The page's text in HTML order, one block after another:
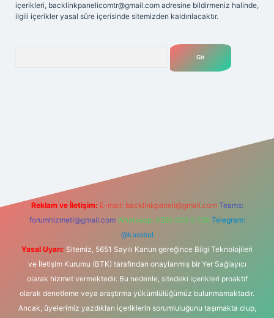
içerikleri, backlinkpanelicomtr@gmail.com adresine bildirmeniz halinde,
ilgili içerikler yasal süre içerisinde sitemizden kaldırılacaktır.
Reklam ve İletişim: E-mail: backlinkpaneli@gmail.com Teams:
forumhizmeti@gmail.com Whatsapp: 0262 606 0 726 Telegram:
@karabul
Yasal Uyarı: Sitemiz, 5651 Sayılı Kanun gereğince Bilgi Teknolojileri
ve İletişim Kurumu (BTK) tarafından onaylanmış bir Yer Sağlayıcı
olarak hizmet vermektedir. Bu nedenle, sitedeki içerikleri proaktif
olarak denetleme veya araştırma yükümlülüğümüz bulunmamaktadır.
Ancak, üyelerimiz yazdıkları içeriklerin sorumluluğunu taşımakta olup,